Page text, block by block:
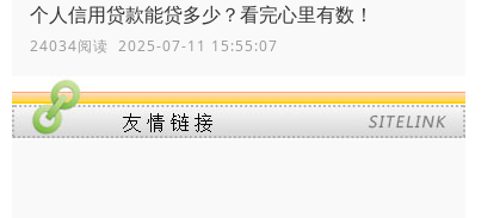
个人信用贷款能贷多少？看完心里有数！
24034阅读 2025-07-11 15:55:07